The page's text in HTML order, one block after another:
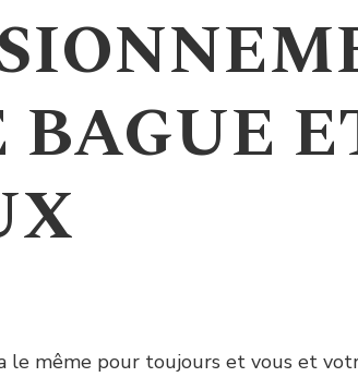
BAGUE
le même pour toujours et vous et